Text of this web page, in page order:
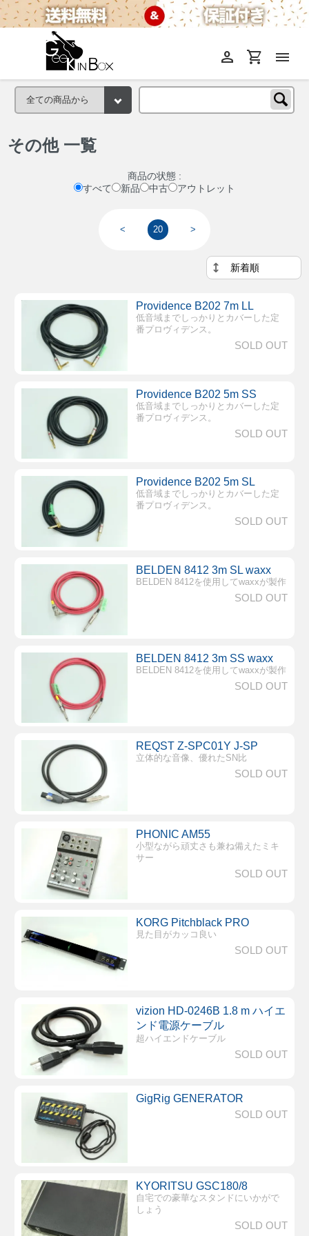
menu
shopping_cart
person
その他 一覧
商品の状態 :
すべて
新品 中古 アウトレット
< 20 >
Providence B202 7m LL
低音域までしっかりとカバーした定
番プロヴィデンス。
SOLD OUT
Providence B202 5m SS
低音域までしっかりとカバーした定
番プロヴィデンス。
SOLD OUT
Providence B202 5m SL
低音域までしっかりとカバーした定
番プロヴィデンス。
SOLD OUT
BELDEN 8412 3m SL waxx
BELDEN 8412を使用してwaxxが製作
SOLD OUT
BELDEN 8412 3m SS waxx
BELDEN 8412を使用してwaxxが製作
SOLD OUT
REQST Z-SPC01Y J-SP
立体的な音像、優れたSN比
SOLD OUT
PHONIC AM55
小型ながら頑丈さも兼ね備えたミキ
サー
SOLD OUT
KORG Pitchblack PRO
見た目がカッコ良い
SOLD OUT
vizion HD-0246B 1.8 m ハイエ
ンド電源ケーブル
超ハイエンドケーブル
SOLD OUT
GigRig GENERATOR
SOLD OUT
KYORITSU GSC180/8
自宅での豪華なスタンドにいかがで
しょう
SOLD OUT